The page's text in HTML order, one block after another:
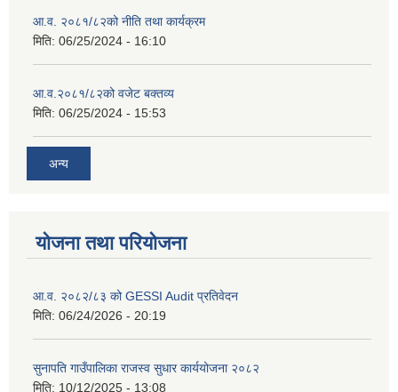
आ.व. २०८१/८२को नीति तथा कार्यक्रम
मिति: 06/25/2024 - 16:10
आ.व.२०८१/८२को वजेट बक्तव्य
मिति: 06/25/2024 - 15:53
अन्य
योजना तथा परियोजना
आ.व. २०८२/८३ को GESSI Audit प्रतिवेदन
मिति: 06/24/2026 - 20:19
सुनापति गाउँपालिका राजस्व सुधार कार्ययोजना २०८२
मिति: 10/12/2025 - 13:08